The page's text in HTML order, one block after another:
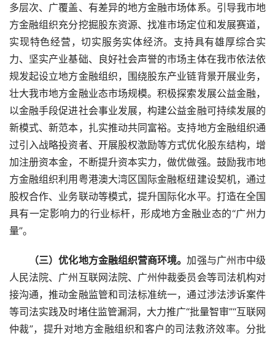
多层次、广覆盖、有差异的地方金融市场体系。引导我市地
方金融组织充分挖掘股东资源、找准市场定位和发展赛道，
实现特色经营，切实服务实体经济。支持具有雄厚综合实
力、坚实产业基础、良好社会声誉的市场主体在我市依法依
规发起设立地方金融组织，围绕股东产业链背景开展业务，
壮大我市地方金融业态市场规模。积极探索发展公益金融，
以金融手段促进社会事业发展，构建公益金融可持续发展的
新模式、新范本，扎实推动共同富裕。支持地方金融组织通
过引入战略投资者、开展股权激励等方式优化股东结构，增
加注册资本金，不断提升资本实力，做优做强。鼓励我市地
方金融组织利用粤港澳大湾区国际金融枢纽建设契机，通过
股权合作、业务联动等模式，提升国际化水平。打造在全国
具有一定影响力的行业标杆，形成地方金融业态的“广州力
量”。
（三）优化地方金融组织营商环境。加强与广州市中级
人民法院、广州互联网法院、广州仲裁委员会等司法机构对
接沟通，推动金融监管和司法标准统一，通过涉法涉诉案件
等司法实践及时堵住监管漏洞，大力推广“批量智审”“互联网
仲裁”，提升对地方金融组织和客户的司法救济效率。分批